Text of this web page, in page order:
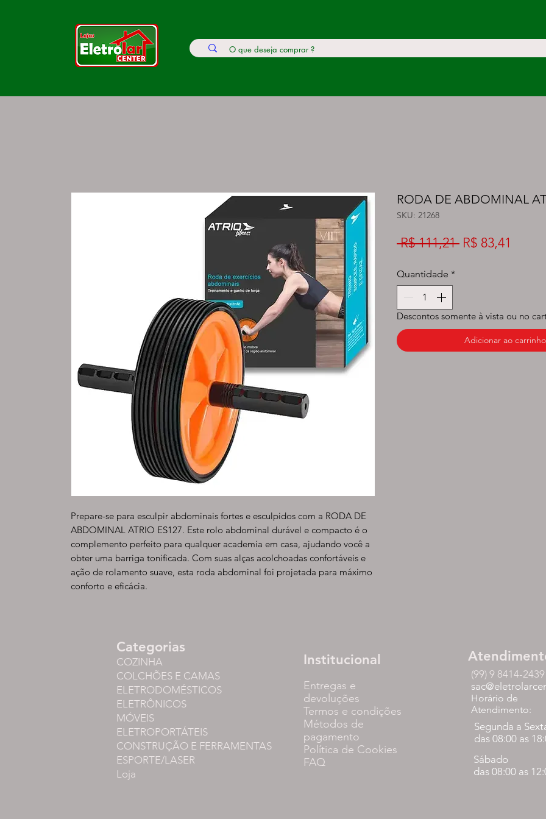
Prepare-se para esculpir abdominais fortes e esculpidos com a RODA DE
ABDOMINAL ATRIO ES127. Este rolo abdominal durável e compacto é o
complemento perfeito para qualquer academia em casa, ajudando você a
obter uma barriga tonificada. Com suas alças acolchoadas confortáveis e
ação de rolamento suave, esta roda abdominal foi projetada para máximo
conforto e eficácia.
RODA DE ABDOMINAL
SKU: 21268
R$ 111,21 Preço
R$ 83,41
Quantidade *
Adicionar ao carrinho
Descontos somente à vista ou no
Categorias
COZINHA
COLCHÕES E CAMAS
ELETRODOMÉSTICOS
ELETRÔNICOS
MÓVEIS
ELETROPORTÁTEIS
CONSTRUÇÃO E FERRAMENTAS
ESPORTE/LASER
Loja
Institucional
Entregas e
devoluções
Termos e condições
Métodos de
pagamento
Política de Cookies
FAQ
(99) 9 8414-2439
Horário de
Atendimento:
Segunda a
das 08:00 as
Sábado
das 08:00 as